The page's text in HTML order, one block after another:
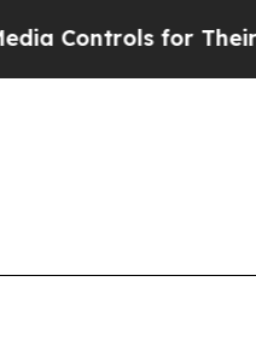
for Their Kids.